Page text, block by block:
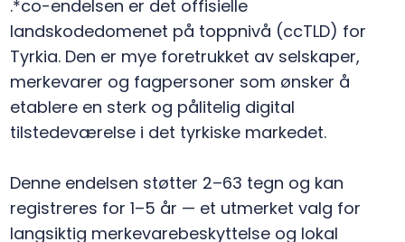
.*co-endelsen er det offisielle
landskodedomenet på toppnivå (ccTLD) for
Tyrkia. Den er mye foretrukket av selskaper,
merkevarer og fagpersoner som ønsker å
etablere en sterk og pålitelig digital
tilstedeværelse i det tyrkiske markedet.
Denne endelsen støtter 2–63 tegn og kan
registreres for 1–5 år — et utmerket valg for
langsiktig merkevarebeskyttelse og lokal